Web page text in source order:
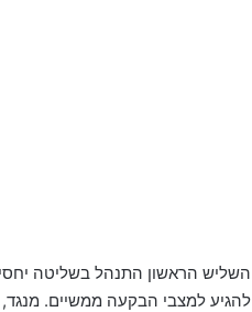
השליש הראשון התנהל בשליטה
להגיע למצבי הבקעה ממשיים.